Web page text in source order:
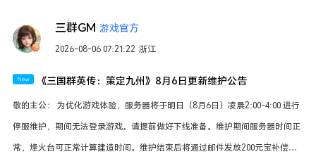
迟1小时开服增加元宝*100补偿） Ø 更新结束后，维护补偿以邮件形式发放给
各位主公 更新内容一览 1. 【联盟拍卖】拍卖出价界面新增小键盘功能，可直
接输入最高出价的数额 2.【典籍系统】典籍系统优化以下功能（逐鹿赛季《虎
三群GM 游戏官方
2026-08-06 07:21:22 浙江
《三国群英传：策定九州》8月6日更新维护公告
敬的主公： 为优化游戏体验，服务器将于明日（8月6日）凌晨2:00-4:00 进行
停服维护，期间无法登录游戏。请提前做好下线准备。维护期间服务器时间正
常，烽火台可正常计算建造时间。维护结束后将通过邮件发放200元宝补偿。